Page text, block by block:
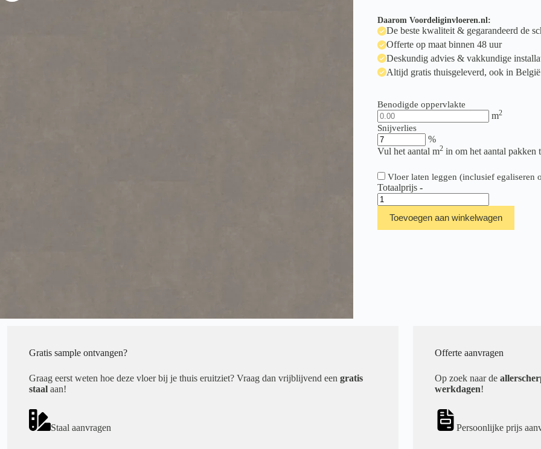
Daarom Voordeliginvloeren.nl:
De beste kwaliteit & gegarandeerd de
Offerte op maat binnen 48 uur
Deskundig advies & vakkundige
Altijd gratis thuisgeleverd, ook in België
Benodigde oppervlakte
m2
Snijverlies
%
Vul het aantal m2in om het aantal pakken
Vloer laten leggen (inclusief egaliseren
Totaalprijs -
Belakos
Touchstone
Grand
140
Toevoegen aan winkelwagen
Gratis sample ontvangen?
Graag eerst weten hoe deze vloer bij je thuis eruitziet? Vraag dan vrijblijvend een gratis
staal aan!
Staal aanvragen
Offerte aanvragen
Op zoek naar de
werkdagen!
Persoonlijke prijs